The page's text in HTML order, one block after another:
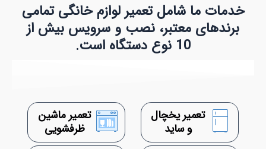
خدمات ما شامل تعمیر لوازم خانگی تمامی
برندهای معتبر، نصب و سرویس بیش از
10 نوع دستگاه است.
تعمیر یخچال
و ساید
تعمیر ماشین
ظرفشویی​